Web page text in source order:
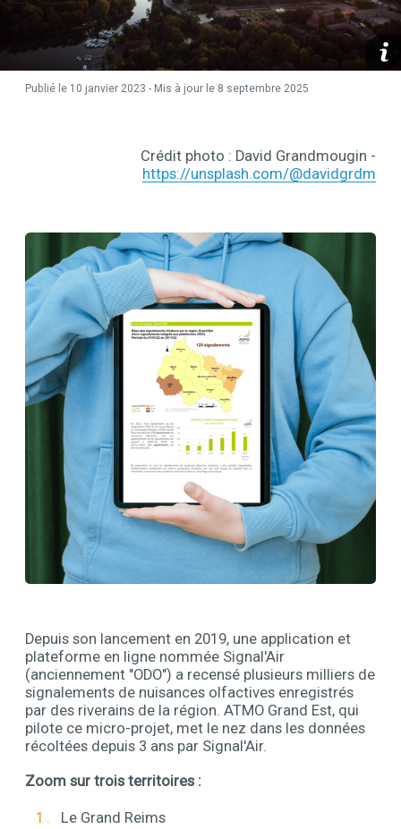
Publié le 10 janvier 2023 - Mis à jour le 8 septembre 2025
Crédit photo : David Grandmougin -
https://unsplash.com/@davidgrdm
Depuis son lancement en 2019, une application et
plateforme en ligne nommée Signal'Air
(anciennement "ODO") a recensé plusieurs milliers de
signalements de nuisances olfactives enregistrés
par des riverains de la région. ATMO Grand Est, qui
pilote ce micro-projet, met le nez dans les données
récoltées depuis 3 ans par Signal'Air.
Zoom sur trois territoires :
Le Grand Reims